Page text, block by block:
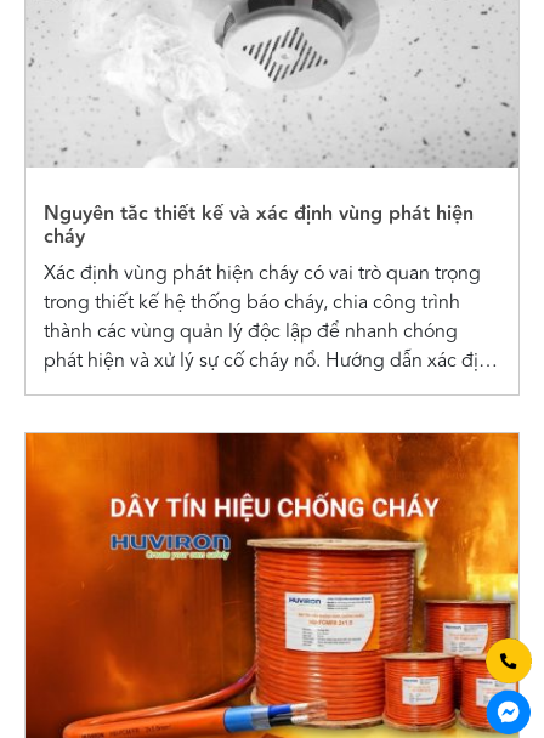
Nguyên tắc thiết kế và xác định vùng phát hiện
cháy
Xác định vùng phát hiện cháy có vai trò quan trọng
trong thiết kế hệ thống báo cháy, chia công trình
thành các vùng quản lý độc lập để nhanh chóng
phát hiện và xử lý sự cố cháy nổ. Hướng dẫn xác định
vùng phát hiện cháy Vùng...